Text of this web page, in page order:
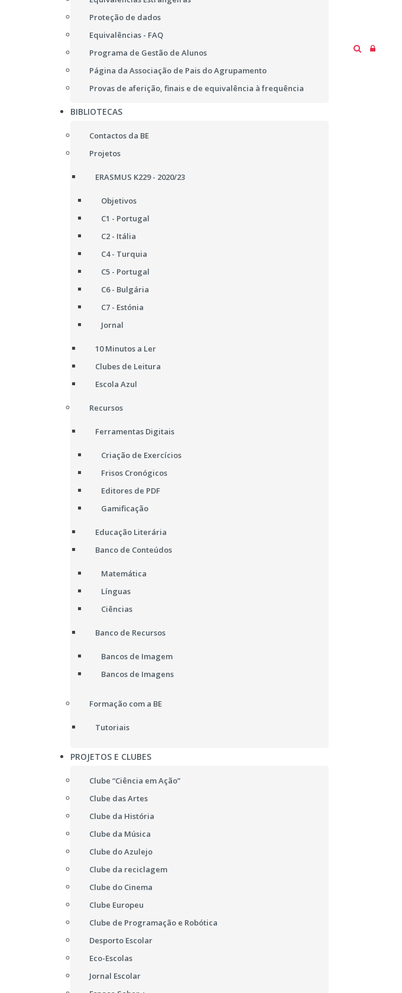
Proteção de dados
Equivalências - FAQ
Programa de Gestão de Alunos
Página da Associação de Pais do Agrupamento
Provas de aferição, finais e de equivalência à frequência
BIBLIOTECAS
Contactos da BE
Projetos
ERASMUS K229 - 2020/23
Objetivos
C1 - Portugal
C2 - Itália
C4 - Turquia
C5 - Portugal
C6 - Bulgária
C7 - Estónia
Jornal
10 Minutos a Ler
Clubes de Leitura
Escola Azul
Recursos
Ferramentas Digitais
Criação de Exercícios
Frisos Cronógicos
Editores de PDF
Gamificação
Educação Literária
Banco de Conteúdos
Matemática
Línguas
Ciências
Banco de Recursos
Bancos de Imagem
Bancos de Imagens
Formação com a BE
Tutoriais
PROJETOS E CLUBES
Clube “Ciência em Ação”
Clube das Artes
Clube da História
Clube da Música
Clube do Azulejo
Clube da reciclagem
Clube do Cinema
Clube Europeu
Clube de Programação e Robótica
Desporto Escolar
Eco-Escolas
Jornal Escolar